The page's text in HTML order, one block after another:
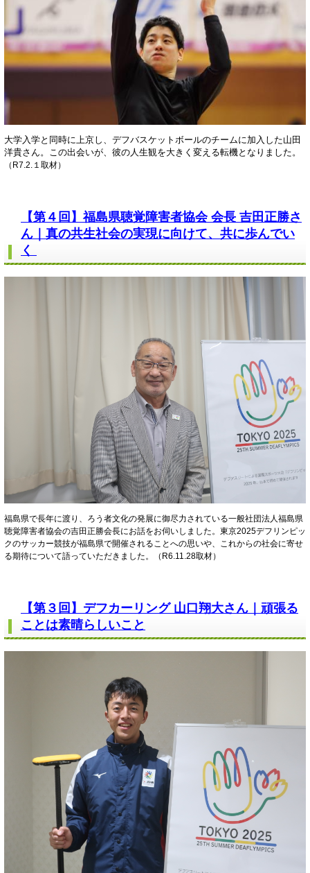
大学入学と同時に上京し、デフバスケットボールのチームに加入した山田
洋貴さん。この出会いが、彼の人生観を大きく変える転機となりました。
（R7.2.１取材）
【第４回】福島県聴覚障害者協会 会長 吉田正勝さ
ん｜真の共生社会の実現に向けて、共に歩んでい
く
福島県で長年に渡り、ろう者文化の発展に御尽力されている一般社団法人福島県
聴覚障害者協会の吉田正勝会長にお話をお伺いしました。東京2025デフリンピッ
クのサッカー競技が福島県で開催されることへの思いや、これからの社会に寄せ
る期待について語っていただきました。（R6.11.28取材）
【第３回】デフカーリング 山口翔大さん｜頑張る
ことは素晴らしいこと